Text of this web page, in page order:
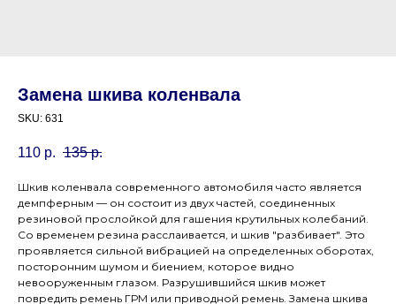
Замена шкива коленвала
SKU: 631
110 р. 135 р.
Шкив коленвала современного автомобиля часто является
демпферным — он состоит из двух частей, соединенных
резиновой прослойкой для гашения крутильных колебаний.
Со временем резина расслаивается, и шкив "разбивает". Это
проявляется сильной вибрацией на определенных оборотах,
посторонним шумом и биением, которое видно
невооруженным глазом. Разрушившийся шкив может
повредить ремень ГРМ или приводной ремень. Замена шкива